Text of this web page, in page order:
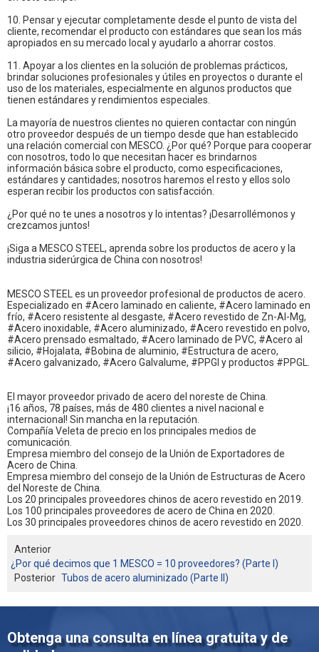
10. Pensar y ejecutar completamente desde el punto de vista del
cliente, recomendar el producto con estándares que sean los más
apropiados en su mercado local y ayudarlo a ahorrar costos.
11. Apoyar a los clientes en la solución de problemas prácticos,
brindar soluciones profesionales y útiles en proyectos o durante el
uso de los materiales, especialmente en algunos productos que
tienen estándares y rendimientos especiales.
La mayoría de nuestros clientes no quieren contactar con ningún
otro proveedor después de un tiempo desde que han establecido
una relación comercial con MESCO. ¿Por qué? Porque para cooperar
con nosotros, todo lo que necesitan hacer es brindarnos
información básica sobre el producto, como especificaciones,
estándares y cantidades; nosotros haremos el resto y ellos solo
esperan recibir los productos con satisfacción.
¿Por qué no te unes a nosotros y lo intentas? ¡Desarrollémonos y
crezcamos juntos!
¡Siga a MESCO STEEL, aprenda sobre los productos de acero y la
industria siderúrgica de China con nosotros!
MESCO STEEL es un proveedor profesional de productos de acero.
Especializado en #Acero laminado en caliente, #Acero laminado en
frío, #Acero resistente al desgaste, #Acero revestido de Zn-Al-Mg,
#Acero inoxidable, #Acero aluminizado, #Acero revestido en polvo,
#Acero prensado esmaltado, #Acero laminado de PVC, #Acero al
silicio, #Hojalata, #Bobina de aluminio, #Estructura de acero,
#Acero galvanizado, #Acero Galvalume, #PPGI y productos #PPGL.
El mayor proveedor privado de acero del noreste de China.
¡16 años, 78 países, más de 480 clientes a nivel nacional e
internacional! Sin mancha en la reputación.
Compañía Veleta de precio en los principales medios de
comunicación.
Empresa miembro del consejo de la Unión de Exportadores de
Acero de China.
Empresa miembro del consejo de la Unión de Estructuras de Acero
del Noreste de China.
Los 20 principales proveedores chinos de acero revestido en 2019.
Los 100 principales proveedores de acero de China en 2020.
Los 30 principales proveedores chinos de acero revestido en 2020.
Anterior
¿Por qué decimos que 1 MESCO = 10 proveedores? (Parte I)
Posterior Tubos de acero aluminizado (Parte II)
Obtenga una consulta en línea gratuita y de